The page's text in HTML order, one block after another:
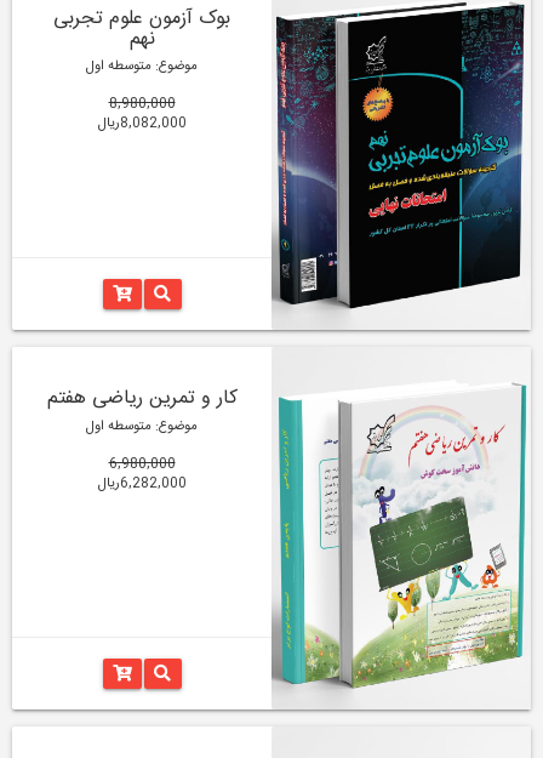
بوک آزمون علوم تجربی
نهم
موضوع: متوسطه اول
8,980,000
8,082,000ریال
کار و تمرین ریاضی هفتم
موضوع: متوسطه اول
6,980,000
6,282,000ریال